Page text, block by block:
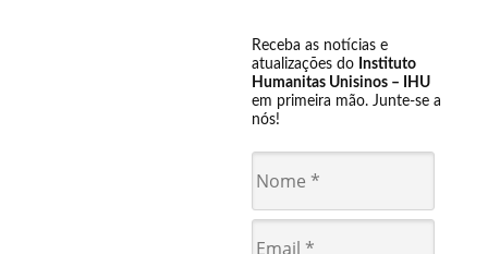
Receba as notícias e
atualizações do Instituto
Humanitas Unisinos – IHU
em primeira mão. Junte-se a
nós!